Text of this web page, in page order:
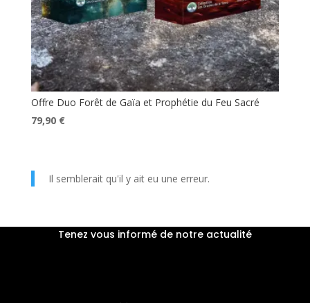
Offre Duo Forêt de Gaïa et Prophétie du Feu Sacré
Le
était :
89,60 €.
79,90 €Le
79,90 €.
Il semblerait qu'il y ait eu une erreur.
Tenez vous informé de notre actualité